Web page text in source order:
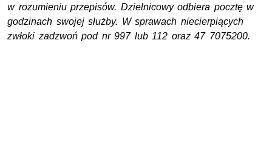
w rozumieniu przepisów. Dzielnicowy odbiera pocztę w
godzinach swojej służby. W sprawach niecierpiących
zwłoki zadzwoń pod nr 997 lub 112 oraz 47 7075200.